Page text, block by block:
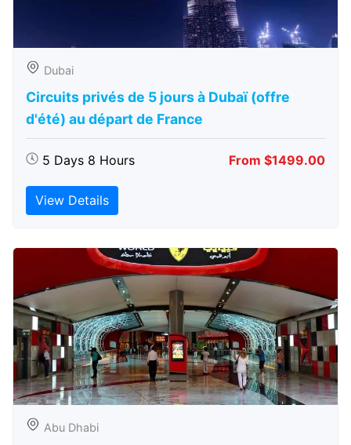
Dubai
Circuits privés de 5 jours à Dubaï (offre
d'été) au départ de France
5 Days 8 Hours From $1499.00
View Details
Abu Dhabi